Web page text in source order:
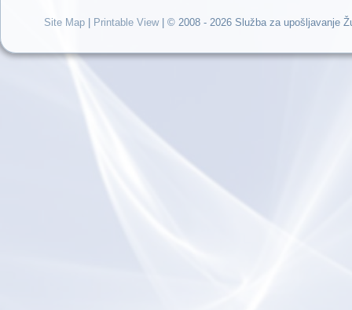
Site Map Printable View| © 2008 - 2026 Služba za upošljavanje